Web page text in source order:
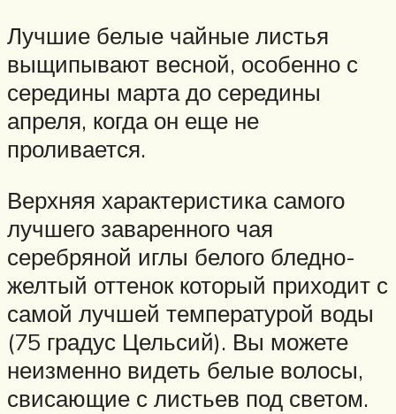
Лучшие белые чайные листья
выщипывают весной, особенно с
середины марта до середины
апреля, когда он еще не
проливается.
Верхняя характеристика самого
лучшего заваренного чая
серебряной иглы белого бледно-
желтый оттенок который приходит с
самой лучшей температурой воды
(75 градус Цельсий). Вы можете
неизменно видеть белые волосы,
свисающие с листьев под светом.